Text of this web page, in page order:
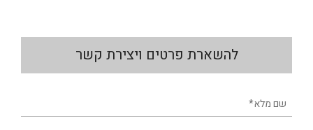
להשארת פרטים ויצירת קשר